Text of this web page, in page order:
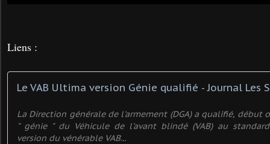
Liens :
La Direction générale de l'armement (DGA) a qualifié, début
" génie " du Véhicule de l'avant blindé (VAB) au
version du vénérable VAB...